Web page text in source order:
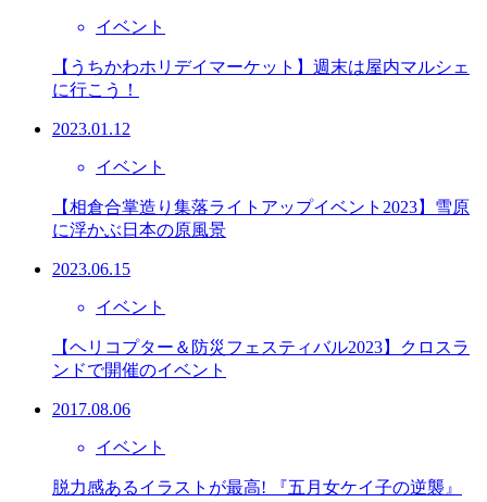
イベント
【うちかわホリデイマーケット】週末は屋内マルシェ
に行こう！
2023.01.12
イベント
【相倉合掌造り集落ライトアップイベント2023】雪原
に浮かぶ日本の原風景
2023.06.15
イベント
【ヘリコプター＆防災フェスティバル2023】クロスラ
ンドで開催のイベント
2017.08.06
イベント
脱力感あるイラストが最高! 『五月女ケイ子の逆襲』